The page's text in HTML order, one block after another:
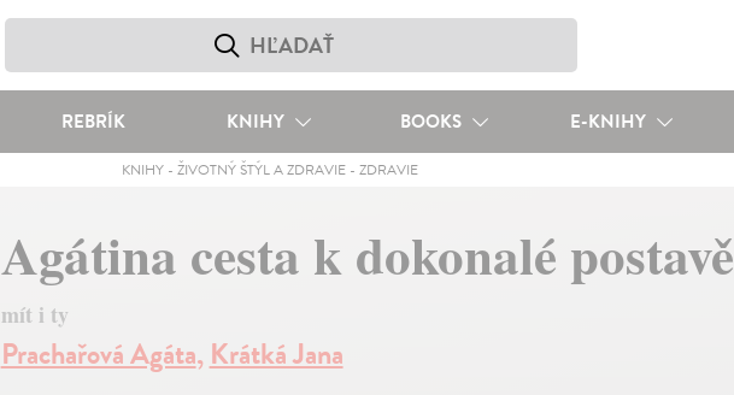
REBRÍK KNIHY BOOKS E-KNIHY
KNIHY- ŽIVOTNÝ ŠTÝL A ZDRAVIE- ZDRAVIE
Agátina cesta k dokonalé postavě
mít i ty
Prachařová Agáta,Krátká Jana